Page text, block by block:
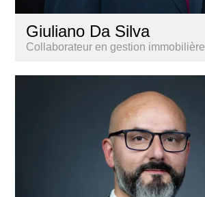
Giuliano Da Silva
Collaborateur en gestion immobilière